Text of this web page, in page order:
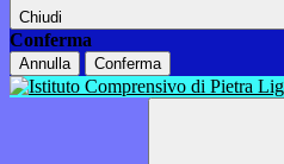
Chiudi
Conferma
Annulla Conferma